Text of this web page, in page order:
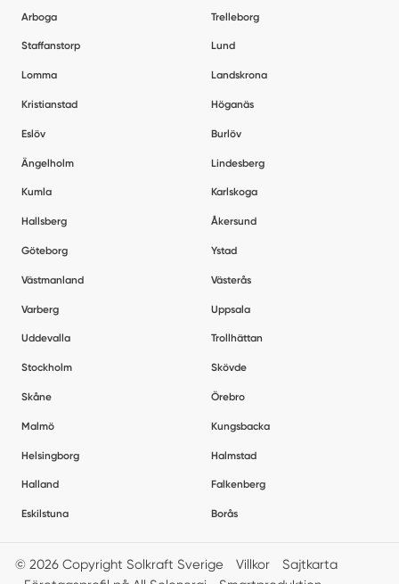
Arboga Trelleborg
Staffanstorp Lund
Lomma Landskrona
Kristianstad Höganäs
Eslöv Burlöv
Ängelholm Lindesberg
Kumla Karlskoga
Hallsberg Åkersund
Göteborg Ystad
Västmanland Västerås
Varberg Uppsala
Uddevalla Trollhättan
Stockholm Skövde
Skåne Örebro
Malmö Kungsbacka
Helsingborg Halmstad
Halland Falkenberg
Eskilstuna Borås
© 2026 Copyright Solkraft Sverige Villkor
Sajtkarta